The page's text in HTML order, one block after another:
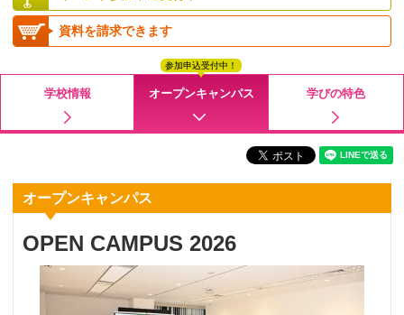
資料を請求できます
学校情報 オープンキャンパス
参加申込受付中！
学びの特色
オープンキャンパス
OPEN CAMPUS 2026